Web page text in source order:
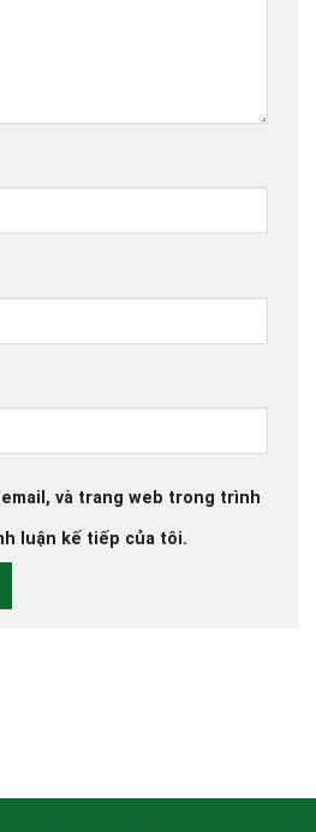
và trang web trong trình
luận kế tiếp của tôi.